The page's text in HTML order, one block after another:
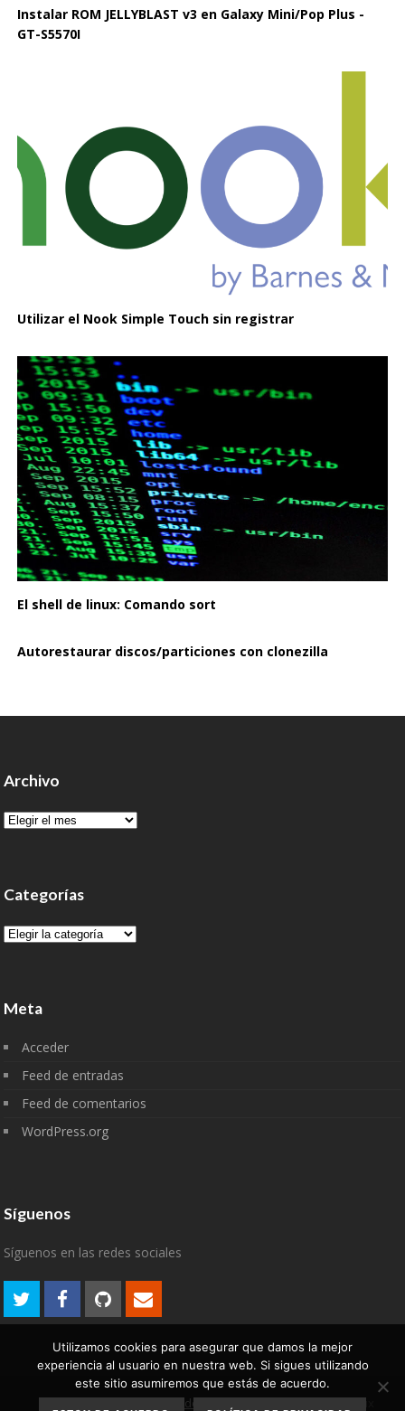
Instalar ROM JELLYBLAST v3 en Galaxy Mini/Pop Plus -
GT-S5570I
Utilizar el Nook Simple Touch sin registrar
El shell de linux: Comando sort
Autorestaurar discos/particiones con clonezilla
Archivo
Archivo
Categorías
Categorías
Meta
Acceder
Feed de entradas
Feed de comentarios
WordPress.org
Síguenos
Síguenos en las redes sociales
2007-2022 © algodelinux
Aviso Legal Política de
Utilizamos cookies para asegurar que damos la mejor
experiencia al usuario en nuestra web. Si sigues utilizando
este sitio asumiremos que estás de acuerdo.